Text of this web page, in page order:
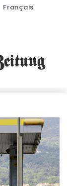
Français